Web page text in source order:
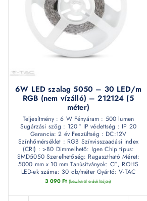
6W LED szalag 5050 – 30 LED/m
RGB (nem vízálló) – 212124 (5
méter)
Teljesítmény : 6 W Fényáram : 500 lumen
Sugárzási szög : 120 ° IP védettség : IP 20
Garancia: 2 év Feszültség : DC:12V
Színhőmérséklet : RGB Színvisszaadási index
(CRI) : >80 Dimmelhető: Igen Chip típus:
SMD5050 Szerelhetőség: Ragasztható Méret:
5000 mm x 10 mm Tanúsítványok: CE, ROHS
LED-ek száma: 30 db/méter Gyártó: V-TAC
3 090Ft (készletről érdeklődjön)